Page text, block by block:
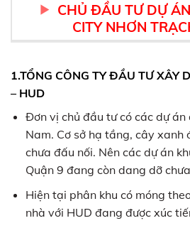
CHỦ ĐẦU TƯ DỰ
CITY NHƠN
1.TỔNG CÔNG TY ĐẦU TƯ XÂY
– HUD
Đơn vị chủ đầu tư có các dự
Nam. Cơ sở hạ tầng, cây xanh
chưa đấu nối. Nên các dự án
Quận 9 đang còn dang dỡ
Hiện tại phân khu có móng
nhà với HUD đang được xúc